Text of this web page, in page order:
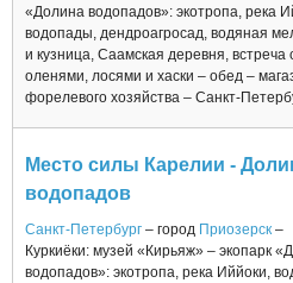
«Долина водопадов»: экотропа, река
водопады, дендроагросад, водяная
и кузница, Саамская деревня, встреча
оленями, лосями и хаски – обед –
форелевого хозяйства – Санкт-
Место силы Карелии -
водопадов
Санкт-Петербург – город Приозерск –
Куркиёки: музей «Кирьяж» – экопарк
водопадов»: экотропа, река Иййоки,